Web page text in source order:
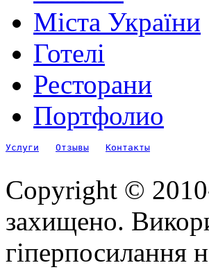
Міста України
Готелі
Ресторани
Портфолио
Услуги Отзывы Контакты
Copyright ©
захищено.
гіперпосилання